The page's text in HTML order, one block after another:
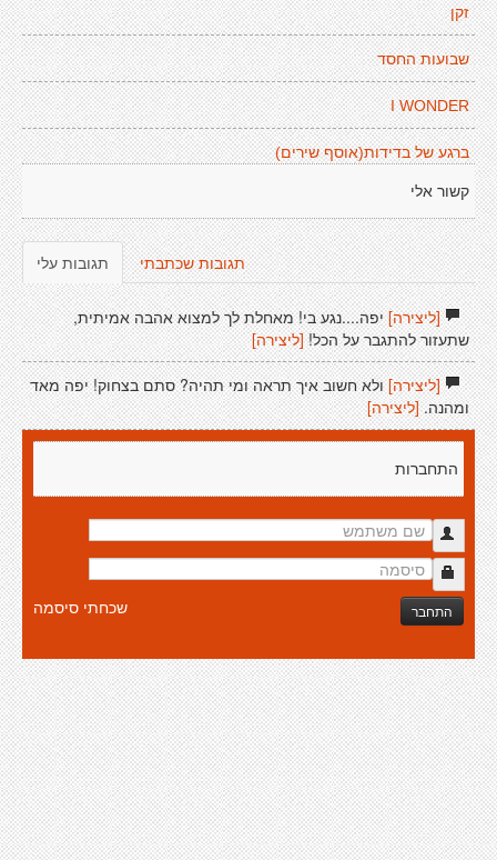
זקן
שבועות החסד
I WONDER
ברגע של בדידות(אוסף שירים)
קשור אלי
תגובות עלי תגובות שכתבתי
[ליצירה]יפה....נגע בי! מאחלת לך למצוא אהבה אמיתית,
שתעזור להתגבר על הכל! [ליצירה]
[ליצירה]ולא חשוב איך תראה ומי תהיה? סתם בצחוק! יפה מאד
ומהנה. [ליצירה]
התחברות
התחבר שכחתי סיסמה